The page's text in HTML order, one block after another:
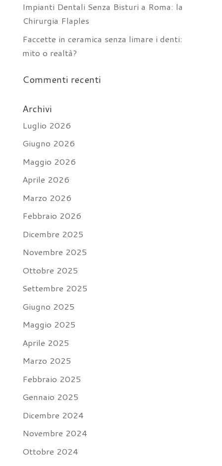
Impianti Dentali Senza Bisturi a Roma: la
Chirurgia Flaples
Faccette in ceramica senza limare i denti:
mito o realtà?
Commenti recenti
Archivi
Luglio 2026
Giugno 2026
Maggio 2026
Aprile 2026
Marzo 2026
Febbraio 2026
Dicembre 2025
Novembre 2025
Ottobre 2025
Settembre 2025
Giugno 2025
Maggio 2025
Aprile 2025
Marzo 2025
Febbraio 2025
Gennaio 2025
Dicembre 2024
Novembre 2024
Ottobre 2024